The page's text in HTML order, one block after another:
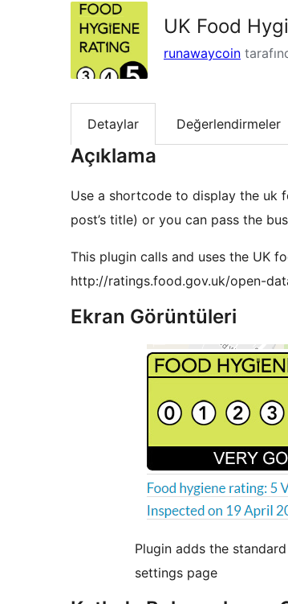
UK Food
runawaycoin
Detaylar Değerlendirmeler
Açıklama
Use a shortcode to display the uk
post’s title) or you can pass the
This plugin calls and uses the UK
http://ratings.food.gov.uk/open-
Ekran Görüntüleri
Plugin adds the
settings page